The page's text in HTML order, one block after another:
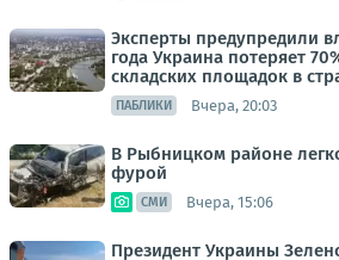
Эксперты предупредили
года Украина потеряет
складских площадок в
ПАБЛИКИ Вчера, 20:03
В Рыбницком районе
фурой
СМИ Вчера, 15:06
Президент Украины